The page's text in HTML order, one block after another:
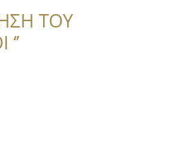
ΤΟΥ